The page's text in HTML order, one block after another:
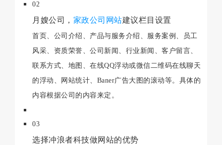
02
月嫂公司， 家政公司网站建议栏目设置
首页、公司介绍、产品与服务介绍、服务案例、员工
风采、资质荣誉、公司新闻、行业新闻、客户留言、
联系方式、地图、在线QQ浮动或微信二维码在线聊天
的浮动、网站统计、Baner广告大图的滚动等。具体的
内容根据公司的内容来定。
03
选择冲浪者科技做网站的优势